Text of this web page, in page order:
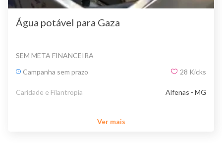
Água potável para Gaza
SEM META FINANCEIRA
Campanha sem prazo
28 Kicks
Caridade e Filantropia Alfenas - MG
Ver mais